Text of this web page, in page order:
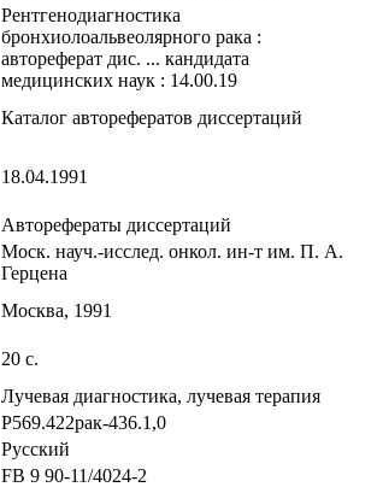
Рентгенодиагностика
бронхиолоальвеолярного рака :
автореферат дис. ... кандидата
медицинских наук : 14.00.19
Каталог авторефератов диссертаций
18.04.1991
Авторефераты диссертаций
Моск. науч.-исслед. онкол. ин-т им. П. А.
Герцена
Москва, 1991
20 с.
Лучевая диагностика, лучевая терапия
Р569.422рак-436.1,0
Русский
FB 9 90-11/4024-2